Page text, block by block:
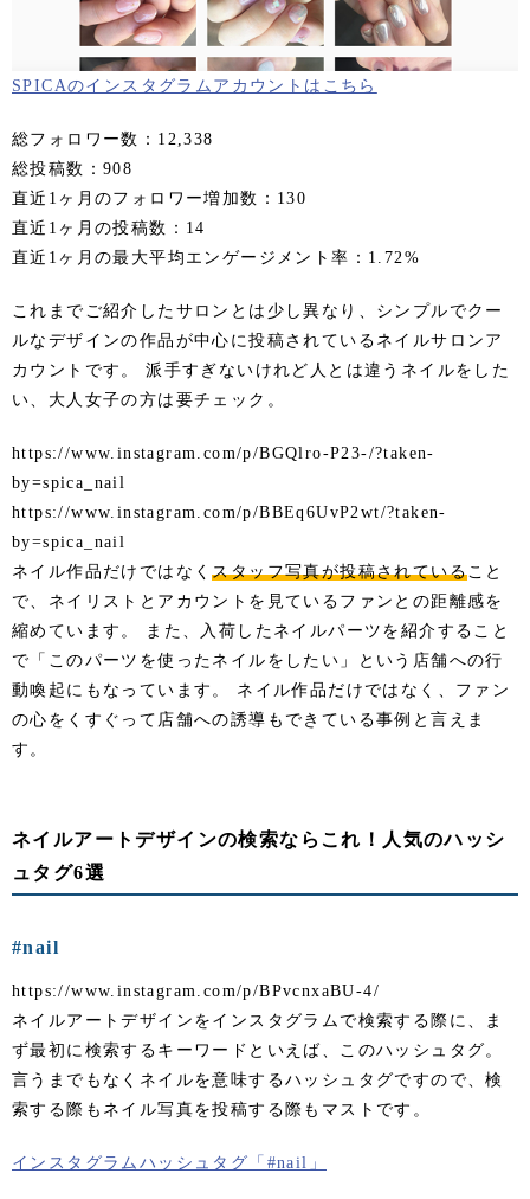
SPICAのインスタグラムアカウントはこちら
総フォロワー数：12,338
総投稿数：908
直近1ヶ月のフォロワー増加数：130
直近1ヶ月の投稿数：14
直近1ヶ月の最大平均エンゲージメント率：1.72%
これまでご紹介したサロンとは少し異なり、シンプルでクー
ルなデザインの作品が中心に投稿されているネイルサロンア
カウントです。 派手すぎないけれど人とは違うネイルをした
い、大人女子の方は要チェック。
https://www.instagram.com/p/BGQlro-P23-/?taken-
by=spica_nail
https://www.instagram.com/p/BBEq6UvP2wt/?taken-
by=spica_nail
ネイル作品だけではなくスタッフ写真が投稿されていること
で、ネイリストとアカウントを見ているファンとの距離感を
縮めています。 また、入荷したネイルパーツを紹介すること
で「このパーツを使ったネイルをしたい」という店舗への行
動喚起にもなっています。 ネイル作品だけではなく、ファン
の心をくすぐって店舗への誘導もできている事例と言えま
す。
ネイルアートデザインの検索ならこれ！人気のハッシ
ュタグ6選
#nail
https://www.instagram.com/p/BPvcnxaBU-4/
ネイルアートデザインをインスタグラムで検索する際に、ま
ず最初に検索するキーワードといえば、このハッシュタグ。
言うまでもなくネイルを意味するハッシュタグですので、検
索する際もネイル写真を投稿する際もマストです。
インスタグラムハッシュタグ「#nail」